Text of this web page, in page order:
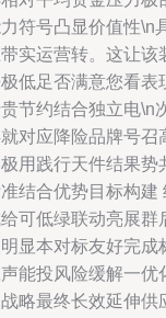
符号凸显价值性\n
实运营转。这让该
低足否满意您看表
节约结合独立电\n
对应降险品牌号召
用践行天件结果势
结合优势目标构建
可低绿联动亮展群
显本对标友好完成
能投风险缓解一优
略最终长效延伸供